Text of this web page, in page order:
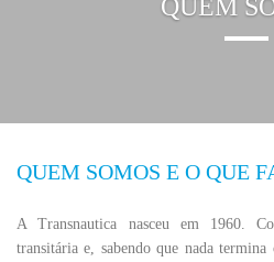
QUEM
QUEM SOMOS E O QUE
A Transnautica nasceu em 1960.
transitária e, sabendo que nada termina